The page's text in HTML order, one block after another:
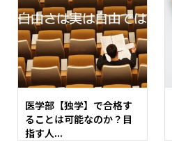
医学部【独学】で合格す
ることは可能なのか？目
指す人...